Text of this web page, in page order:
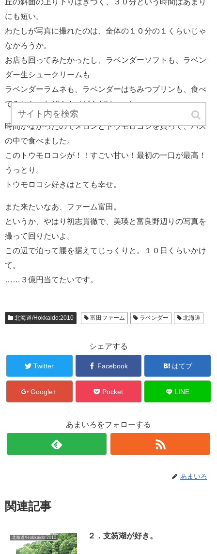
丘の斜面の上り下りはきつく、３０分という時間はあまり
にも短い。
わたしが写真に撮れたのは、全体の１０分の１くらいじゃ
なかろうか。
お店も回ってみたかったし、ラベンダーソフトも、ラベン
ダー生シュークリームも
ラベンダーラムネも、ラベンダーはちみつプリンも、食べ
てみたかったぞ！！（どんだけ……）
時間がなかったのでメロンとトウモロコシを買って、バス
の中で食べました。
このトウモロコシが！！すごい甘い！最初の一口が最高！
うっとり。
トウモロコシ好きはとても幸せ。
また来たいなあ、ファーム富田。
というか、やはり初志貫徹で、美瑛と富良野辺りの写真を
撮って回りたいよ。
この辺で泊って腰を据えてじっくりと。１０日くらいかけ
て。
……３億円当てたいです。
北海道/Hokkaido:2010 富田ファーム ラベンダー 北海道
シェアする
Twitter Facebook はてブ
Google+ Pocket LINE
あまいろをフォローする
あまいろ
関連記事
北海道/Hokkaido:2010 ２．支笏湖が好き。